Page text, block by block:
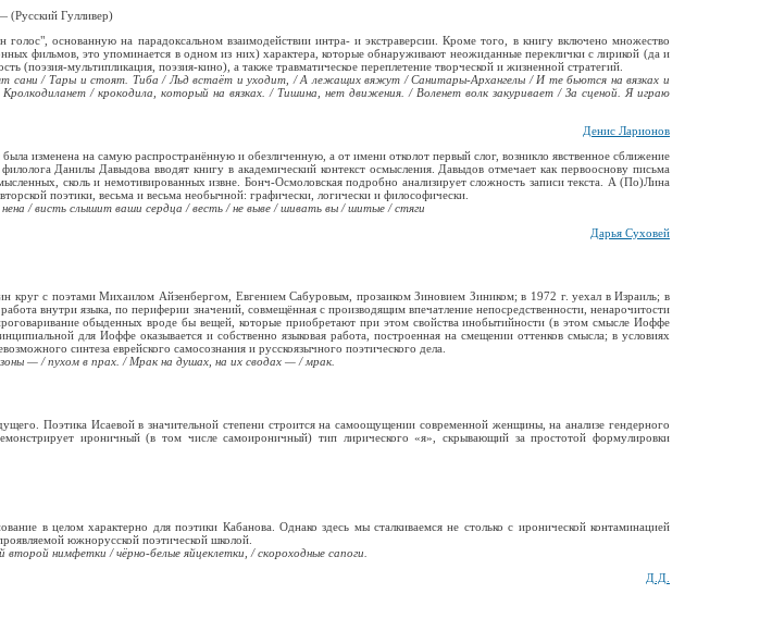
(Русский Гулливер)
основанную на парадоксальном взаимодействии интра- и экстраверсии. Кроме того, в книгу включено множество
фильмов, это упоминается в одном из них) характера, которые обнаруживают неожиданные переклички с лирикой (да и
мультипликация, поэзия-кино), а также травматическое переплетение творческой и жизненной стратегий.
сани / Тары и стоят. Тиба / Льд встаёт и уходит, / А лежащих вяжут / Санитары-Архангелы / И те бьются на вязках и
/ крокодила, который на вязках. / Тишина, нет движения. / Воленет волк закуривает / За сценой. Я играю
Денис Ларионов
изменена на самую распространённую и обезличенную, а от имени отколот первый слог, возникло явственное сближение
Данилы Давыдова вводят книгу в академический контекст осмысления. Давыдов отмечает как первооснову письма
сколь и немотивированных извне. Бонч-Осмоловская подробно анализирует сложность записи текста. А (По)Лина
поэтики, весьма и весьма необычной: графически, логически и философически.
/ висть слышит ваши сердца / весть / не выве / шивать вы / шитые / стяги
Дарья Суховей
с поэтами Михаилом Айзенбергом, Евгением Сабуровым, прозаиком Зиновием Зиником; в 1972 г. уехал в Израиль; в
внутри языка, по периферии значений, совмещённая с производящим впечатление непосредственности, ненарочитости
обыденных вроде бы вещей, которые приобретают при этом свойства инобытийности (в этом смысле Иоффе
для Иоффе оказывается и собственно языковая работа, построенная на смещении оттенков смысла; в условиях
синтеза еврейского самосознания и русскоязычного поэтического дела.
— / пухом в прах. / Мрак на душах, на их сводах — / мрак.
Поэтика Исаевой в значительной степени строится на самоощущении современной женщины, на анализе гендерного
ироничный (в том числе самоироничный) тип лирического «я», скрывающий за простотой формулировки
в целом характерно для поэтики Кабанова. Однако здесь мы сталкиваемся не столько с иронической контаминацией
южнорусской поэтической школой.
нимфетки / чёрно-белые яйцеклетки, / скороходные сапоги.
Д.Д.